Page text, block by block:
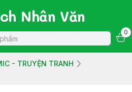
Nhân Văn
0
- TRUYỆN TRANH